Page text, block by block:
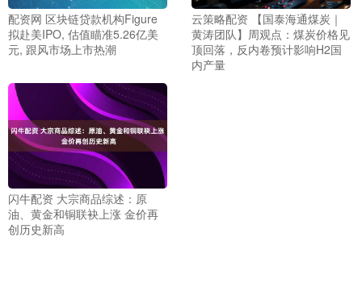
配资网 区块链贷款机构Figure
拟赴美IPO, 估值瞄准5.26亿美
元, 跟风市场上市热潮
云策略配资 【国泰海通煤炭｜
黄涛团队】周观点：煤炭价格见
顶回落，反内卷预计影响H2国
内产量
闪牛配资 大宗商品综述：原
油、黄金和铜联袂上涨 金价再
创历史新高